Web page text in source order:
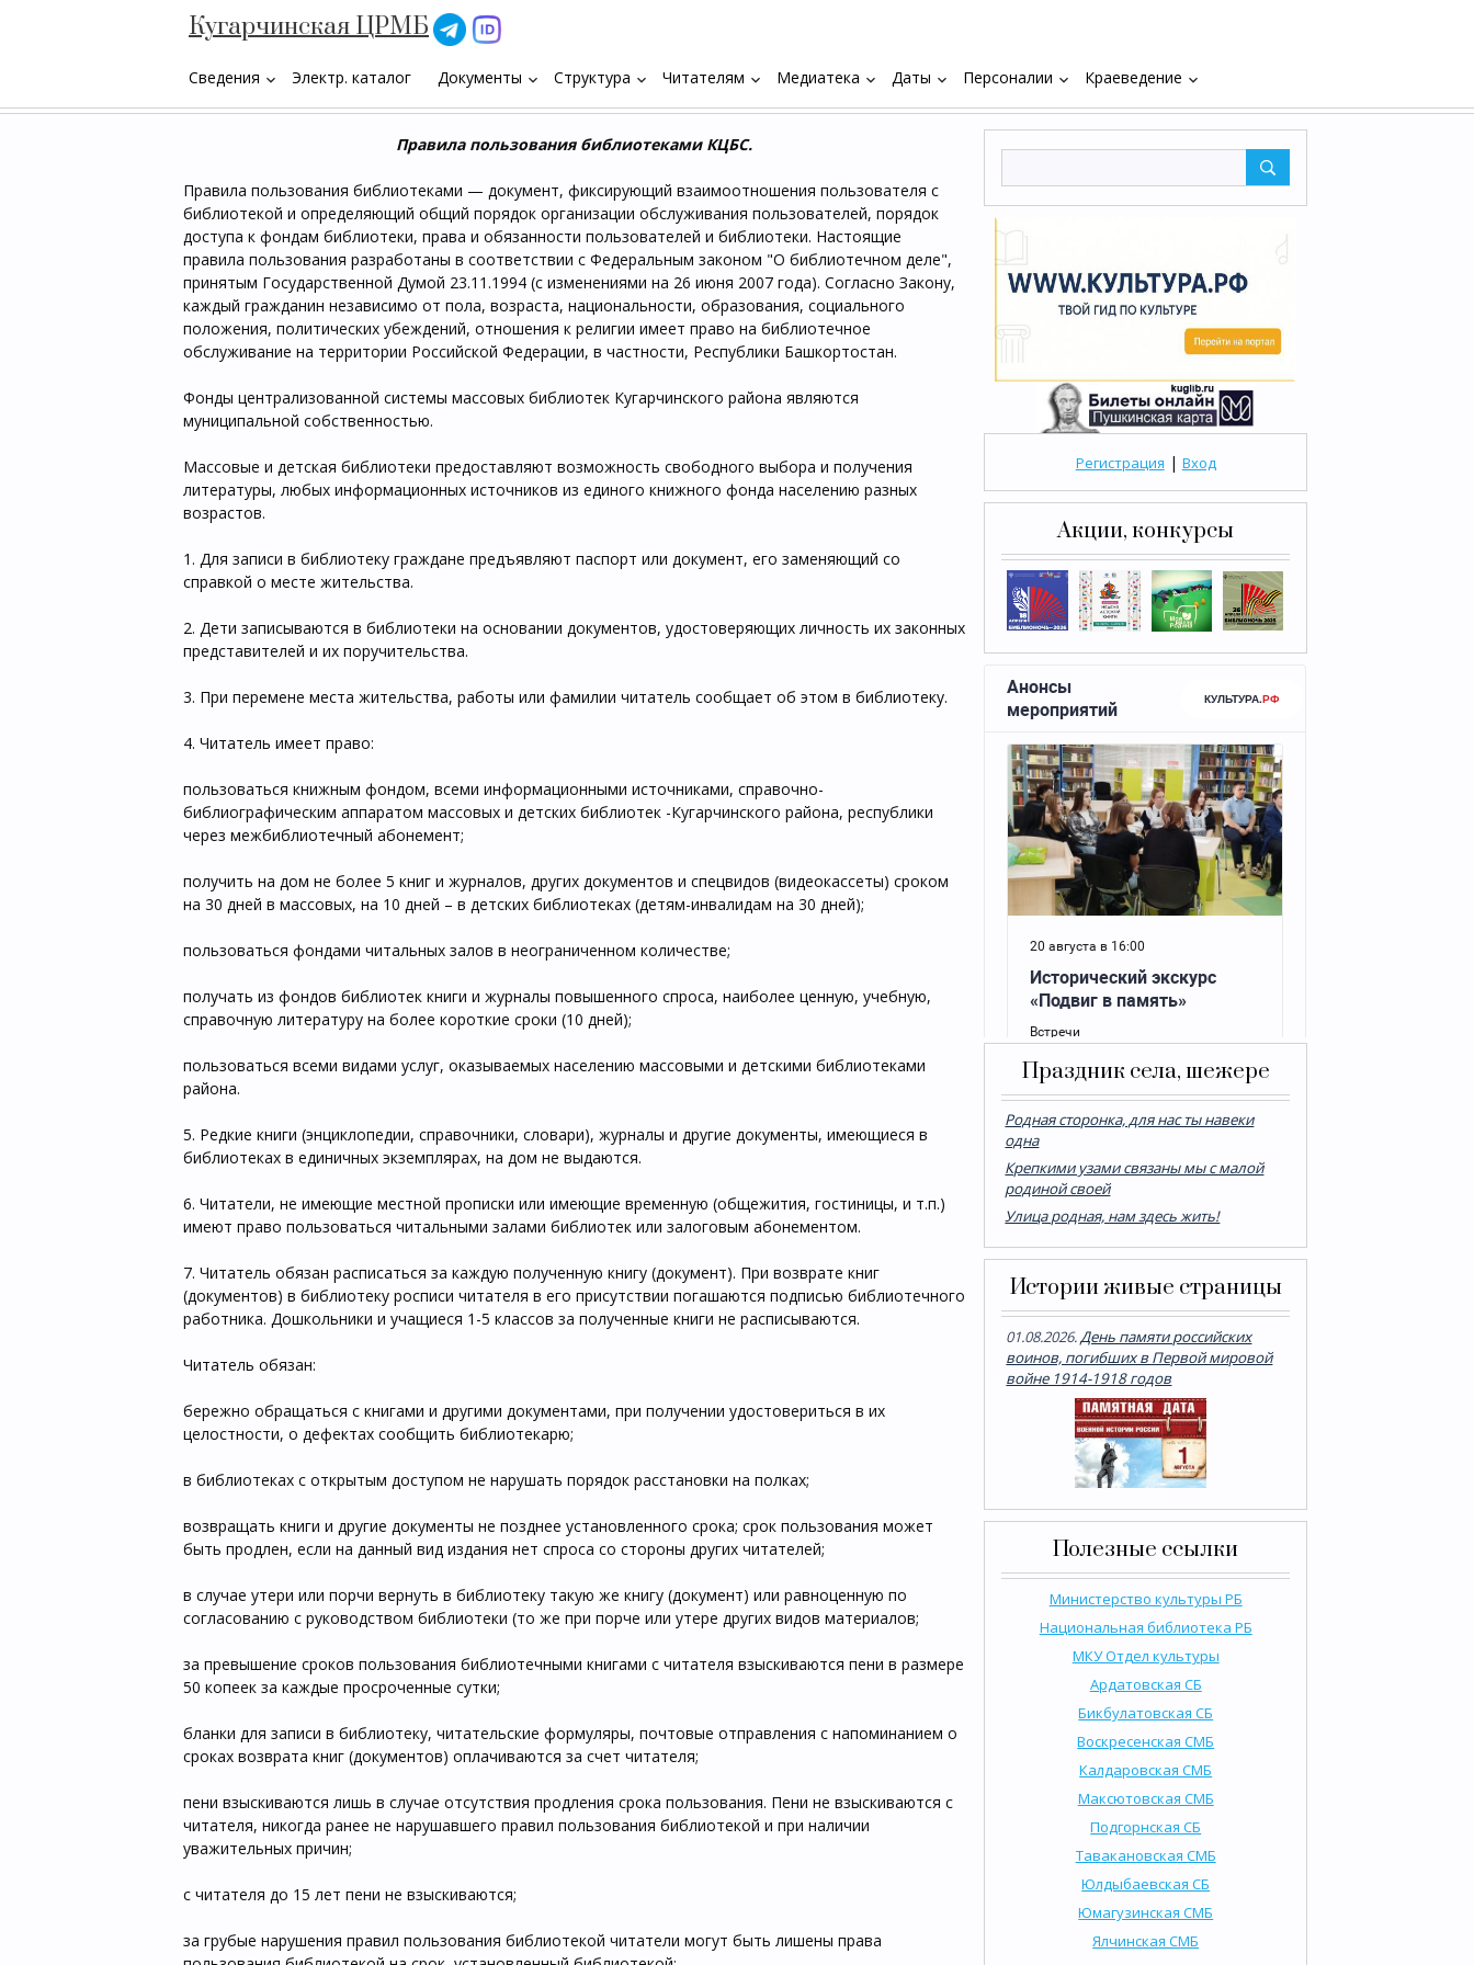
Кугарчинская ЦРМБ
Сведения keyboard_arrow_down Электр. каталог Документы keyboard_arrow_down Структура keyboard_arrow_down Читателям keyboard_arrow_down Медиатека keyboard_arrow_down Даты keyboard_arrow_down Персоналии keyboard_arrow_down Краеведение keyboard_arrow_down
Регистрация | Вход
Акции, конкурсы
Праздник села, шежере
Родная сторонка, для нас ты навеки
одна
Крепкими узами связаны мы с малой
родиной своей
Улица родная, нам здесь жить!
Истории живые страницы
01.08.2026.День памяти российских
воинов, погибших в Первой мировой
войне 1914-1918 годов
Полезные ссылки
Министерство культуры РБ
Национальная библиотека РБ
МКУ Отдел культуры
Ардатовская СБ
Бикбулатовская СБ
Воскресенская СМБ
Калдаровская СМБ
Максютовская СМБ
Подгорнская СБ
Тавакановская СМБ
Юлдыбаевская СБ
Юмагузинская СМБ
Ялчинская СМБ
Правила пользования библиотеками КЦБС.
Правила пользования библиотеками — документ, фиксирующий взаимоотношения пользователя с
библиотекой и определяющий общий порядок организации обслуживания пользователей, порядок
доступа к фондам библиотеки, права и обязанности пользователей и библиотеки. Настоящие
правила пользования разработаны в соответствии с Федеральным законом "О библиотечном деле",
принятым Государственной Думой 23.11.1994 (с изменениями на 26 июня 2007 года). Согласно Закону,
каждый гражданин независимо от пола, возраста, национальности, образования, социального
положения, политических убеждений, отношения к религии имеет право на библиотечное
обслуживание на территории Российской Федерации, в частности, Республики Башкортостан.
Фонды централизованной системы массовых библиотек Кугарчинского района являются
муниципальной собственностью.
Массовые и детская библиотеки предоставляют возможность свободного выбора и получения
литературы, любых информационных источников из единого книжного фонда населению разных
возрастов.
1. Для записи в библиотеку граждане предъявляют паспорт или документ, его заменяющий со
справкой о месте жительства.
2. Дети записываются в библиотеки на основании документов, удостоверяющих личность их законных
представителей и их поручительства.
3. При перемене места жительства, работы или фамилии читатель сообщает об этом в библиотеку.
4. Читатель имеет право:
пользоваться книжным фондом, всеми информационными источниками, справочно-
библиографическим аппаратом массовых и детских библиотек -Кугарчинского района, республики
через межбиблиотечный абонемент;
получить на дом не более 5 книг и журналов, других документов и спецвидов (видеокассеты) сроком
на 30 дней в массовых, на 10 дней – в детских библиотеках (детям-инвалидам на 30 дней);
пользоваться фондами читальных залов в неограниченном количестве;
получать из фондов библиотек книги и журналы повышенного спроса, наиболее ценную, учебную,
справочную литературу на более короткие сроки (10 дней);
пользоваться всеми видами услуг, оказываемых населению массовыми и детскими библиотеками
района.
5. Редкие книги (энциклопедии, справочники, словари), журналы и другие документы, имеющиеся в
библиотеках в единичных экземплярах, на дом не выдаются.
6. Читатели, не имеющие местной прописки или имеющие временную (общежития, гостиницы, и т.п.)
имеют право пользоваться читальными залами библиотек или залоговым абонементом.
7. Читатель обязан расписаться за каждую полученную книгу (документ). При возврате книг
(документов) в библиотеку росписи читателя в его присутствии погашаются подписью библиотечного
работника. Дошкольники и учащиеся 1-5 классов за полученные книги не расписываются.
Читатель обязан:
бережно обращаться с книгами и другими документами, при получении удостовериться в их
целостности, о дефектах сообщить библиотекарю;
в библиотеках с открытым доступом не нарушать порядок расстановки на полках;
возвращать книги и другие документы не позднее установленного срока; срок пользования может
быть продлен, если на данный вид издания нет спроса со стороны других читателей;
в случае утери или порчи вернуть в библиотеку такую же книгу (документ) или равноценную по
согласованию с руководством библиотеки (то же при порче или утере других видов материалов;
за превышение сроков пользования библиотечными книгами с читателя взыскиваются пени в размере
50 копеек за каждые просроченные сутки;
бланки для записи в библиотеку, читательские формуляры, почтовые отправления с напоминанием о
сроках возврата книг (документов) оплачиваются за счет читателя;
пени взыскиваются лишь в случае отсутствия продления срока пользования. Пени не взыскиваются с
читателя, никогда ранее не нарушавшего правил пользования библиотекой и при наличии
уважительных причин;
с читателя до 15 лет пени не взыскиваются;
за грубые нарушения правил пользования библиотекой читатели могут быть лишены права